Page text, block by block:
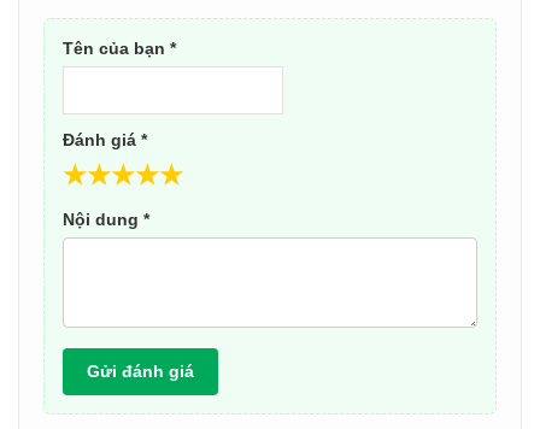
Tên của bạn *
Đánh giá *
★
★
★
★
★
Nội dung *
Gửi đánh giá